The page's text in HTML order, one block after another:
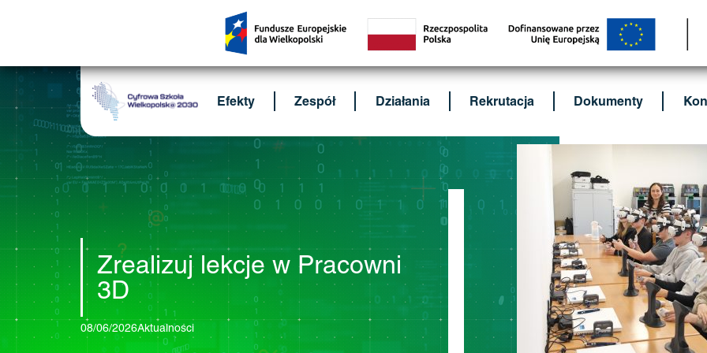
Efekty Zespół Działania Rekrutacja Dokumenty
Zrealizuj lekcje w Pracowni
3D
08/06/2026Aktualności